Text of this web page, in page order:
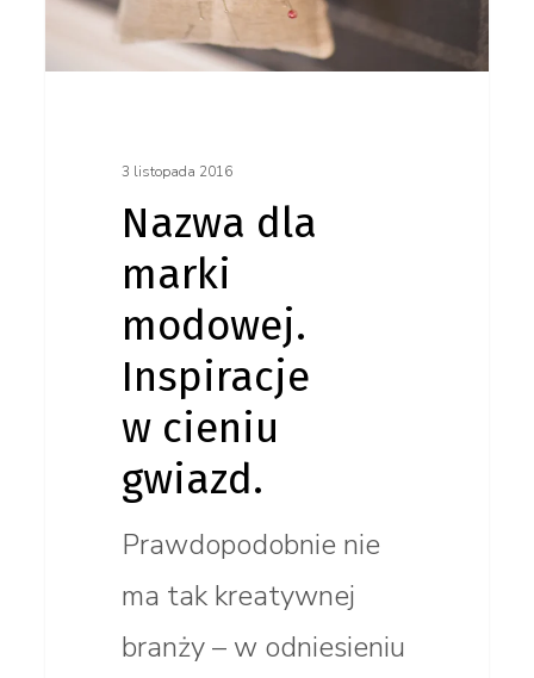
w cieniu
3 listopada 2016
Nazwa dla
marki
modowej.
Inspiracje
w cieniu
gwiazd.
Prawdopodobnie nie
ma tak kreatywnej
branży – w odniesieniu